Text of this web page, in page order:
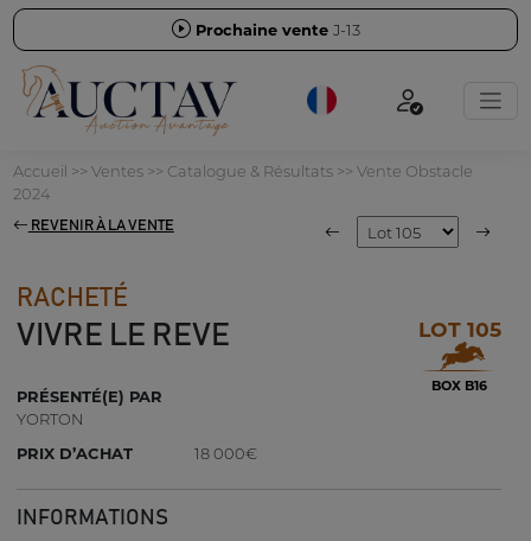
Prochaine vente J-13
Accueil >> Ventes>> Catalogue & Résultats>> Vente Obstacle
2024
REVENIR À LA VENTE
RACHETÉ
VIVRE LE REVE LOT 105
BOX B16
PRÉSENTÉ(E) PAR
YORTON
PRIX D’ACHAT
18 000€
INFORMATIONS